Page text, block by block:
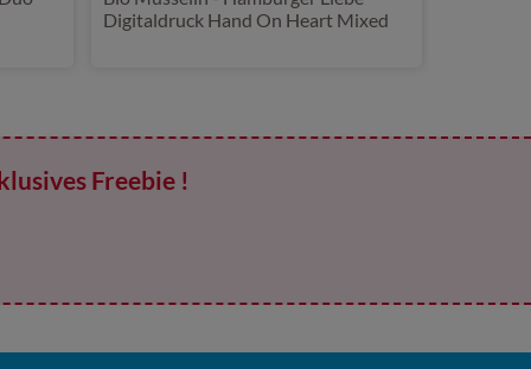
Digitaldruck Hand On Heart Mixed
Freebie !